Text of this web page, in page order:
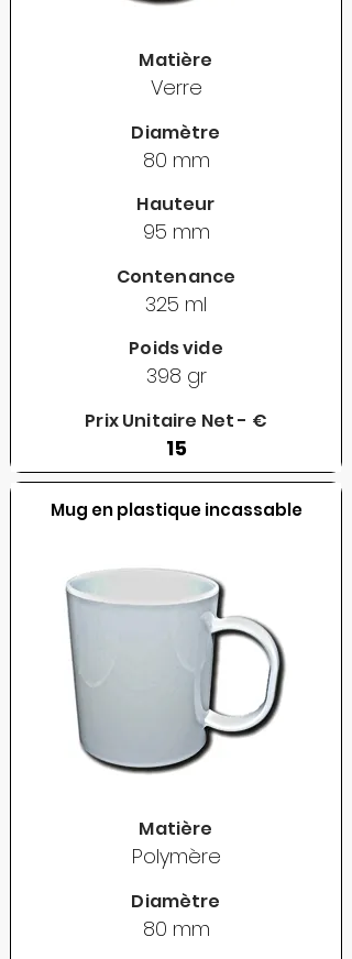
Matière
Verre
Diamètre
80 mm
Hauteur
95 mm
Contenance
325 ml
Poids vide
398 gr
Prix Unitaire Net - €
15
Mug en plastique incassable
Matière
Polymère
Diamètre
80 mm